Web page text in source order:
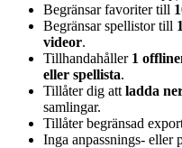
Begränsar favoriter till
Begränsar spellistor till
videor.
Tillhandahåller 1
eller spellista.
Tillåter dig att ladda
samlingar.
Tillåter begränsad
Inga anpassnings- eller